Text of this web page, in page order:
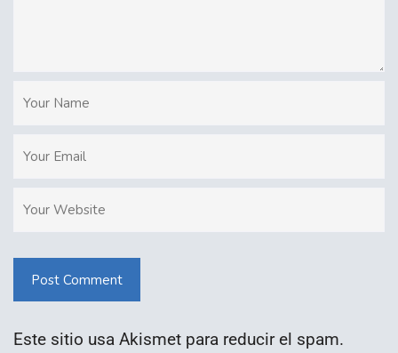
Post Comment
Este sitio usa Akismet para reducir el spam.